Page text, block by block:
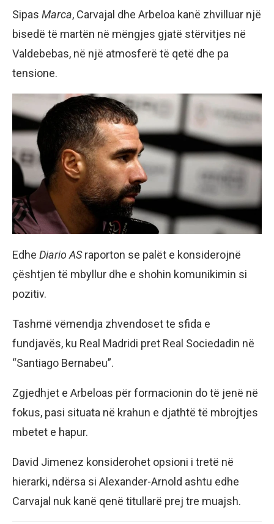
Sipas Marca, Carvajal dhe Arbeloa kanë zhvilluar një
bisedë të martën në mëngjes gjatë stërvitjes në
Valdebebas, në një atmosferë të qetë dhe pa
tensione.
Edhe Diario ASraporton se palët e konsiderojnë
çështjen të mbyllur dhe e shohin komunikimin si
pozitiv.
Tashmë vëmendja zhvendoset te sfida e
fundjavës, ku Real Madridi pret Real Sociedadin në
“Santiago Bernabeu”.
Zgjedhjet e Arbeloas për formacionin do të jenë në
fokus, pasi situata në krahun e djathtë të mbrojtjes
mbetet e hapur.
David Jimenez konsiderohet opsioni i tretë në
hierarki, ndërsa si Alexander-Arnold ashtu edhe
Carvajal nuk kanë qenë titullarë prej tre muajsh.